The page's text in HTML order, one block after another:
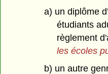
a) un diplôme
étudiants
règlement
les écoles
b) un autre